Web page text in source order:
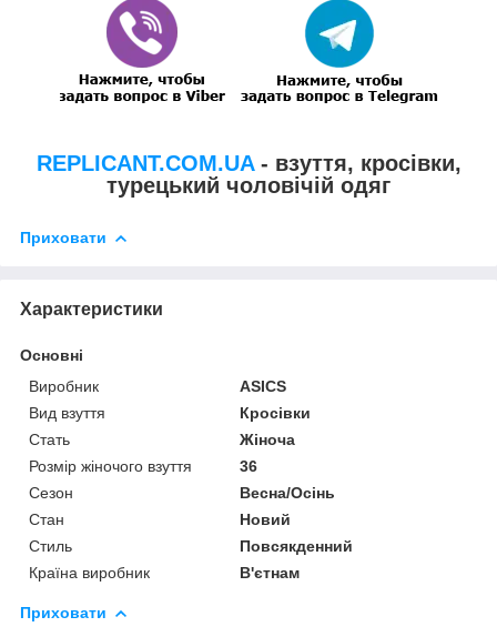
REPLICANT.COM.UA - взуття, кросівки,
турецький чоловічій одяг
Приховати
Характеристики
Основні
Виробник
ASICS
Вид взуття
Кросівки
Стать
Жіноча
Розмір жіночого взуття
36
Сезон
Весна/Осінь
Стан
Новий
Стиль
Повсякденний
Країна виробник
В'єтнам
Приховати